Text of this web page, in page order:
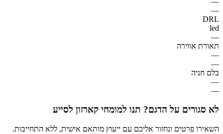
—
DRL
led
—
תאורת אווירה
—
—
בלם חניה
—
—
לא סגורים על הדגם? תנו למומחי קארזון לסייע
השאירו פרטים ונחזור אליכם עם ייעוץ מותאם אישית, ללא התחייבות.